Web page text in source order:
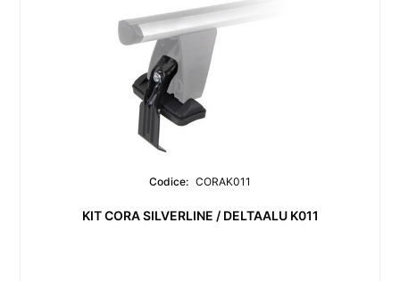
Codice: CORAK011
KIT CORA SILVERLINE / DELTAALU K011